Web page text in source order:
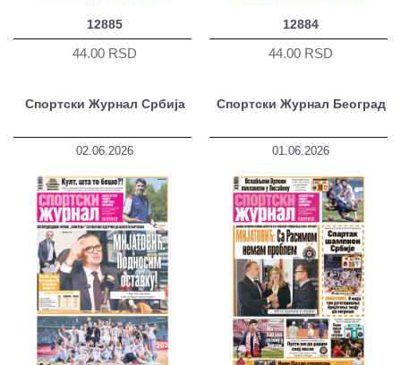
12885
44.00 RSD
12884
44.00 RSD
Спортски Журнал Србија
02.06.2026
Спортски Журнал Београд
01.06.2026